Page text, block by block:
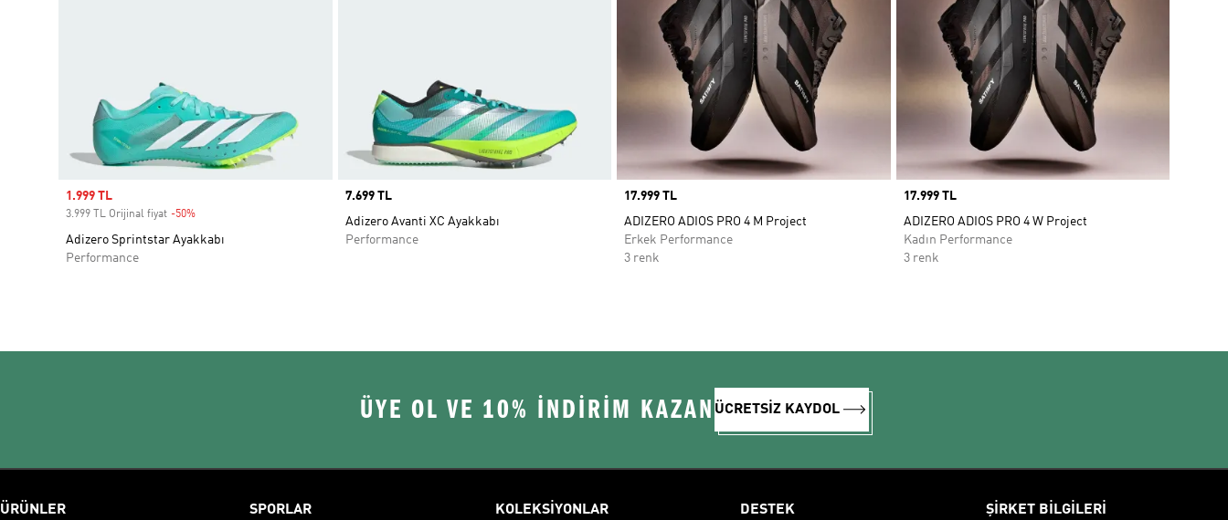
Sale price
1.999 TL
3.999 TL Orijinal fiyat -50%
Adizero Sprintstar Ayakkabı
Performance
Price
7.699 TL
Adizero Avanti XC Ayakkabı
Performance
Price
17.999 TL
ADIZERO ADIOS PRO 4 M Project
Erkek Performance
3 renk
Price
17.999 TL
ADIZERO ADIOS PRO 4 W Project
Kadın Performance
3 renk
ÜYE OL VE 10% İNDİRİM KAZAN ÜCRETSİZ KAYDOL
ÜRÜNLER SPORLAR KOLEKSİYONLAR DESTEK ŞİRKET BİLGİLERİ